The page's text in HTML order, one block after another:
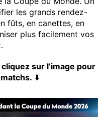
les grands rendez-
fûts, en canettes, en
plus facilement vos
sur l’image pour
⬇️